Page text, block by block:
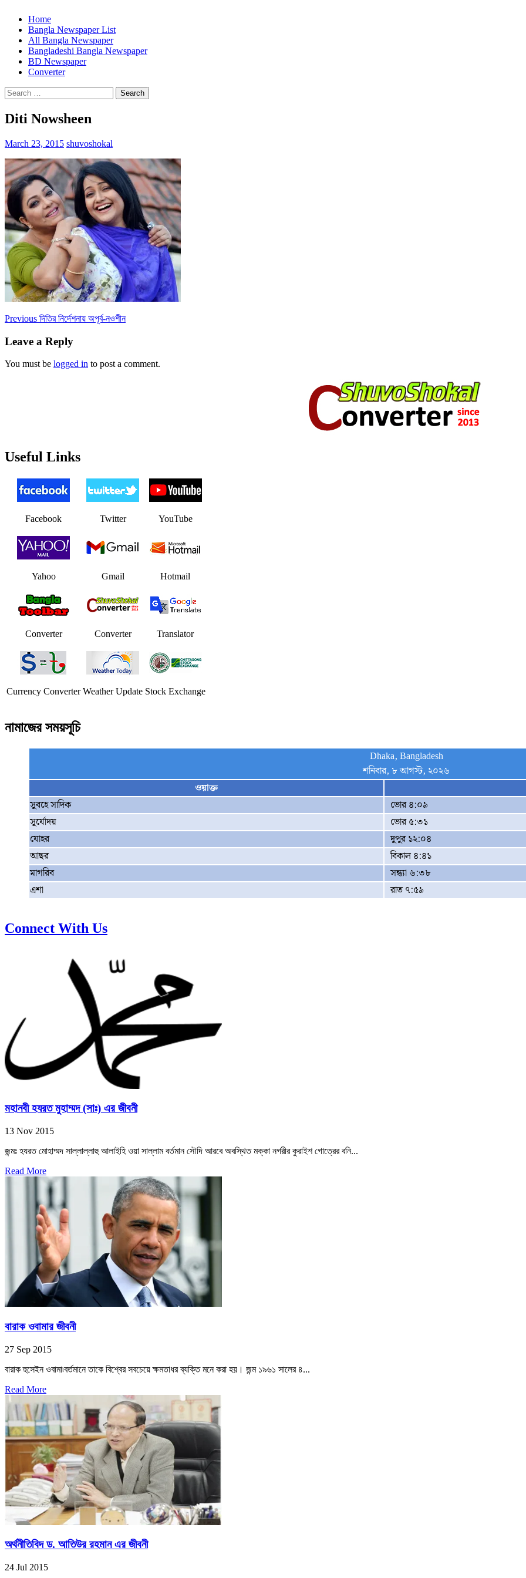
Home
Bangla Newspaper List
All Bangla Newspaper
Bangladeshi Bangla Newspaper
BD Newspaper
Converter
Search
for:
Diti Nowsheen
March 23, 2015 shuvoshokal
Post
navigation
Previous Previous
দিতির নির্দেশনায় অপূর্ব-নওশীন
Leave a Reply
You must be logged in to post a comment.
Useful Links
Facebook Twitter YouTube
Yahoo Gmail Hotmail
Converter Converter Translator
Currency Converter Weather Update Stock Exchange
নামাজের সময়সূচি
Dhaka, Bangladesh
শনিবার, ৮ আগস্ট, ২০২৬
ওয়াক্ত
সুবহে সাদিক
ভোর ৪:০৯
সূর্যোদয়
ভোর ৫:৩১
যোহর
দুপুর ১২:০৪
আছর
বিকাল ৪:৪১
মাগরিব
সন্ধ্যা ৬:৩৮
এশা
রাত ৭:৫৯
Connect With Us
মহানবী হযরত মুহাম্মদ (সাঃ) এর জীবনী
13 Nov 2015
জন্মঃ হযরত মোহাম্মদ সাল্লাল্লাহু আলাইহি ওয়া সাল্লাম বর্তমান সৌদি আরবে অবস্থিত মক্কা নগরীর কুরাইশ গোত্রের বনি...
Read More
বারাক ওবামার জীবনী
27 Sep 2015
বারাক হুসেইন ওবামা৷বর্তমানে তাকে বিশ্বের সবচেয়ে ক্ষমতাধর ব্যক্তি মনে করা হয়। জন্ম ১৯৬১ সালের ৪...
Read More
অর্থনীতিবিদ ড. আতিউর রহমান এর জীবনী
24 Jul 2015